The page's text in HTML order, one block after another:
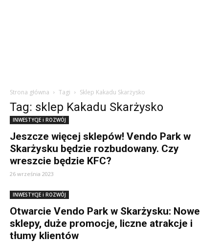
Strona główna Tagi Sklep Kakadu Skarżysko
Tag: sklep Kakadu Skarżysko
INWESTYCJE i ROZWÓJ
Jeszcze więcej sklepów! Vendo Park w
Skarżysku będzie rozbudowany. Czy
wreszcie będzie KFC?
26 września 2023
INWESTYCJE i ROZWÓJ
Otwarcie Vendo Park w Skarżysku: Nowe
sklepy, duże promocje, liczne atrakcje i
tłumy klientów